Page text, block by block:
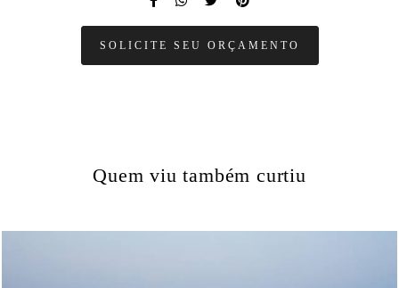
SOLICITE SEU ORÇAMENTO
Quem viu também curtiu